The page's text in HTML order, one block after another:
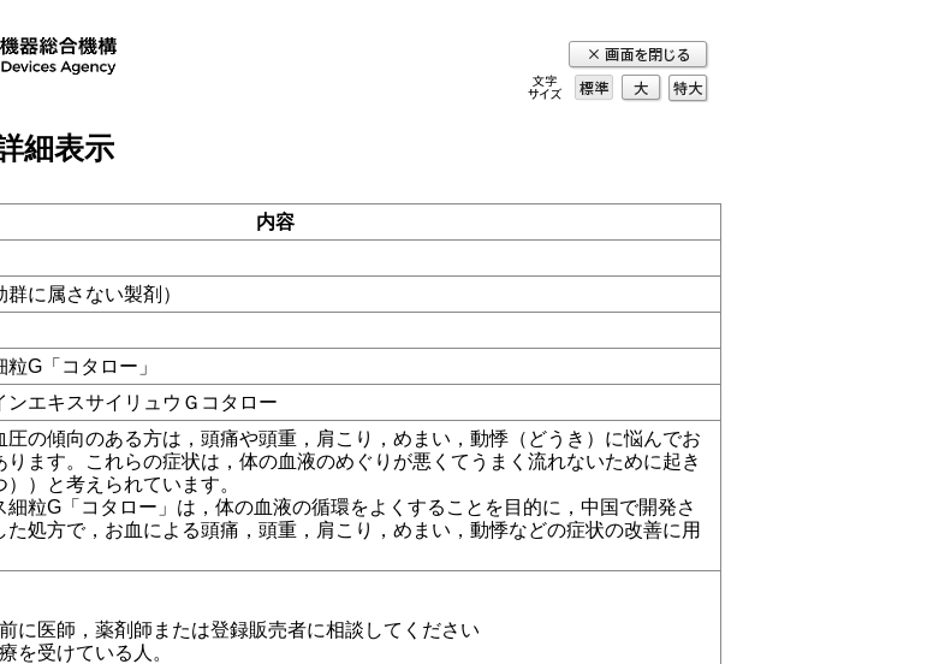
標準 大
特
細表示
内容
に属さない製剤）
G「コタロー」
ンエキスサイリュウＧコタロー
の傾向のある方は，頭痛や頭重，肩こり，めまい，動悸（どうき）に悩んでお
ります。これらの症状は，体の血液のめぐりが悪くてうまく流れないために起き
）と考えられています。
粒G「コタロー」は，体の血液の循環をよくすることを目的に，中国で開発さ
た処方で，お血による頭痛，頭重，肩こり，めまい，動悸などの症状の改善に用
に医師，薬剤師または登録販売者に相談してください
を受けている人。